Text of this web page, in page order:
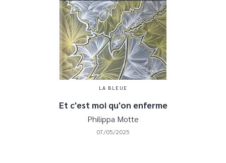
LA BLEUE
Et c'est moi qu'on enferme
Philippa Motte
07/05/2025